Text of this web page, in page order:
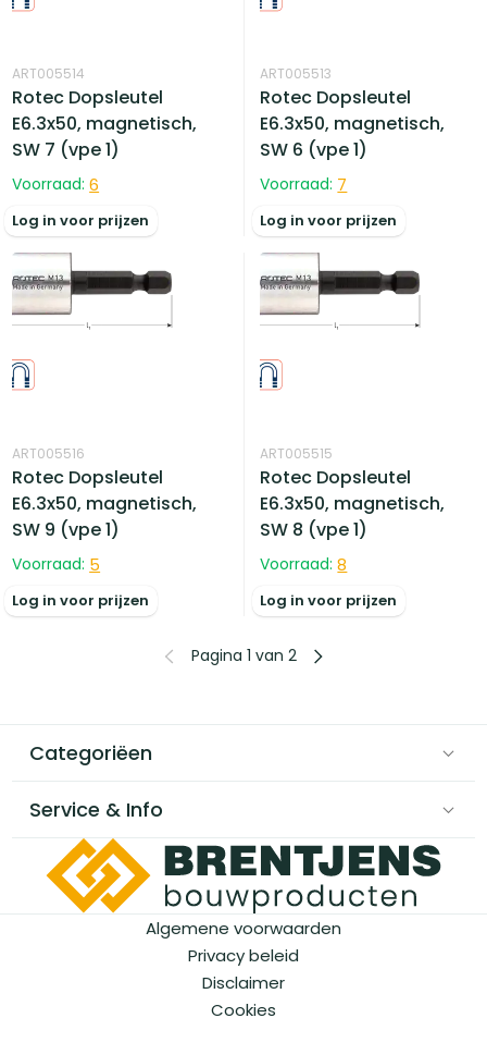
ART005514
Rotec Dopsleutel
E6.3x50, magnetisch,
SW 7 (vpe 1)
Voorraad: 6
Log in voor prijzen
ART005513
Rotec Dopsleutel
E6.3x50, magnetisch,
SW 6 (vpe 1)
Voorraad: 7
Log in voor prijzen
ART005516
Rotec Dopsleutel
E6.3x50, magnetisch,
SW 9 (vpe 1)
Voorraad: 5
Log in voor prijzen
ART005515
Rotec Dopsleutel
E6.3x50, magnetisch,
SW 8 (vpe 1)
Voorraad: 8
Log in voor prijzen
Pagina 1 van 2
Categoriëen
Service & Info
Algemene voorwaarden
Privacy beleid
Disclaimer
Cookies